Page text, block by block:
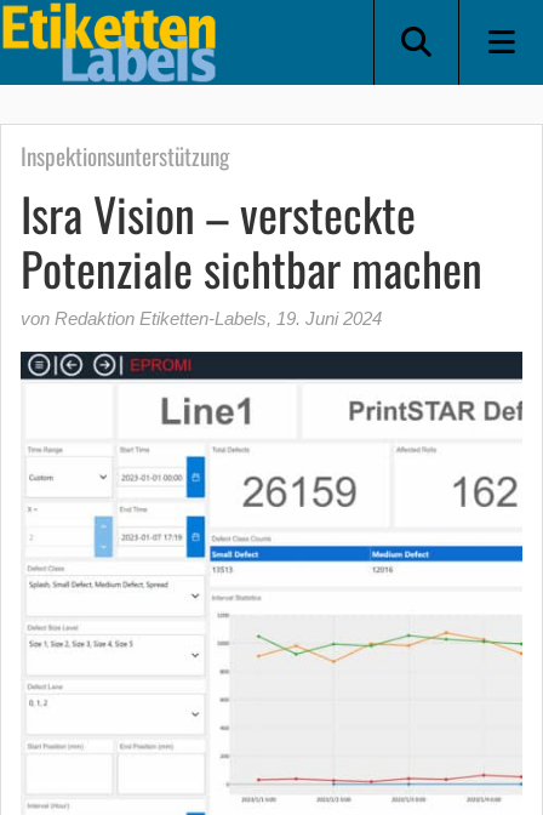
Inspektionsunterstützung
Isra Vision – versteckte
Potenziale sichtbar machen
von Redaktion Etiketten-Labels, 19. Juni 2024